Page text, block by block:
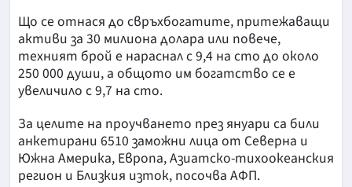
Що се отнася до свръхбогатите, притежаващи
активи за 30 милиона долара или повече,
техният брой е нараснал с 9,4 на сто до около
250 000 души, а общото им богатство се е
увеличило с 9,7 на сто.
За целите на проучването през януари са били
анкетирани 6510 заможни лица от Северна и
Южна Америка, Европа, Азиатско-тихоокеанския
регион и Близкия изток, посочва АФП.